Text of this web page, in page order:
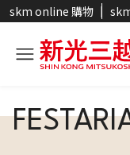
skm online 購物